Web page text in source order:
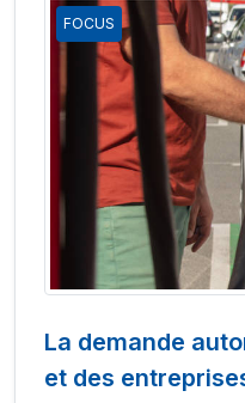
FOCUS
La demande
et des